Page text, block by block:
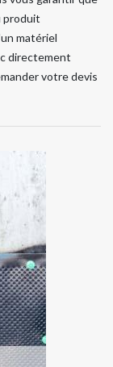
produit
matériel
directement
votre devis